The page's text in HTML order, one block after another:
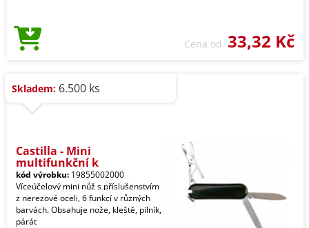
Cena od 33,32 Kč
Skladem: 6.500 ks
Castilla - Mini
multifunkční k
kód výrobku: 19855002000
Víceúčelový mini nůž s příslušenstvím
z nerezové oceli, 6 funkcí v různých
barvách. Obsahuje nože, kleště, pilník,
párát